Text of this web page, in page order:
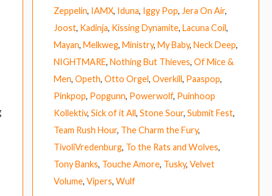
Zeppelin, IAMX, Iduna, Iggy Pop, Jera On Air,
Joost, Kadinja, Kissing Dynamite, Lacuna Coil,
Mayan, Melkweg, Ministry, My Baby, Neck Deep,
NIGHTMARE, Nothing But Thieves, Of Mice &
Men, Opeth, Otto Orgel, Overkill, Paaspop,
Pinkpop, Popgunn, Powerwolf, Puinhoop
Kollektiv, Sick of it All, Stone Sour, Submit Fest,
Team Rush Hour, The Charm the Fury,
TivoliVredenburg, To the Rats and Wolves,
Tony Banks, Touche Amore, Tusky, Velvet
Volume, Vipers, Wulf